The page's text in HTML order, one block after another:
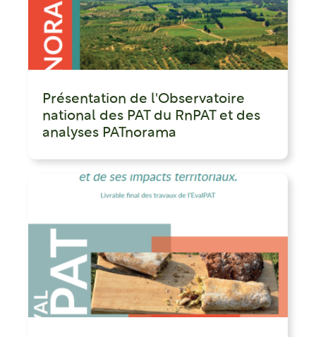
Présentation de l'Observatoire
national des PAT du RnPAT et des
analyses PATnorama